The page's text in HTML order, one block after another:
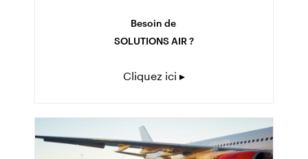
Besoin de
SOLUTIONS AIR ?
Cliquez ici ▸